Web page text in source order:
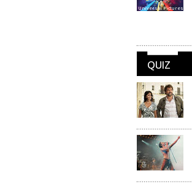
Universal Pictures
QUIZ